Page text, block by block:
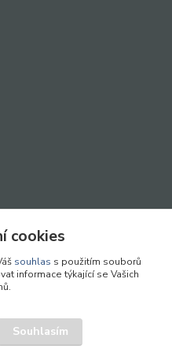
cookies
souhlas s použitím souborů
informace týkající se Vašich
Souhlasím